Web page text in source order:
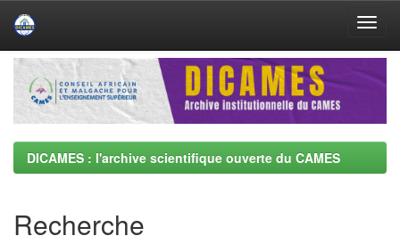
Skip
navigation
DICAMES : l'archive scientifique ouverte du CAMES
Recherche